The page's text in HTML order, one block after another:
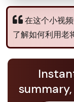
在这个小视
了解如何利用老